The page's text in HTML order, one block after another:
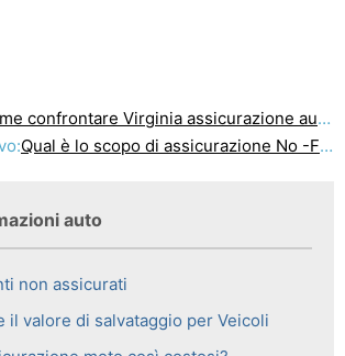
confrontare Virginia assicurazione auto
Qual è lo scopo di assicurazione No -Fault ?
auto
non assicurati
il valore di salvataggio per Veicoli